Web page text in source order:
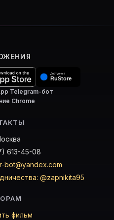
·Telegram-бот·
Chrome
613-45-08
bot@yandex.com
@zapnikita95
фильм